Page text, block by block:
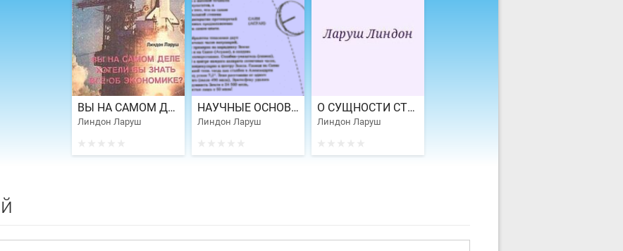
ВЫ НА САМОМ ДЕЛЕ ХОТЕЛИ БЫ ЗНАТЬ ВСЕ ОБ ЭКОНОМИКЕ?
Линдон Ларуш
НАУЧНЫЕ ОСНОВАНИЯ ПРИНЦИПОВ ФИЗИЧЕСКОЙ ЭКОНОМИКИ ЛИНДОНА ЛАРУША
Линдон Ларуш
О СУЩНОСТИ СТРАТЕГИЧЕСКОГО МЕТОДА
Линдон Ларуш